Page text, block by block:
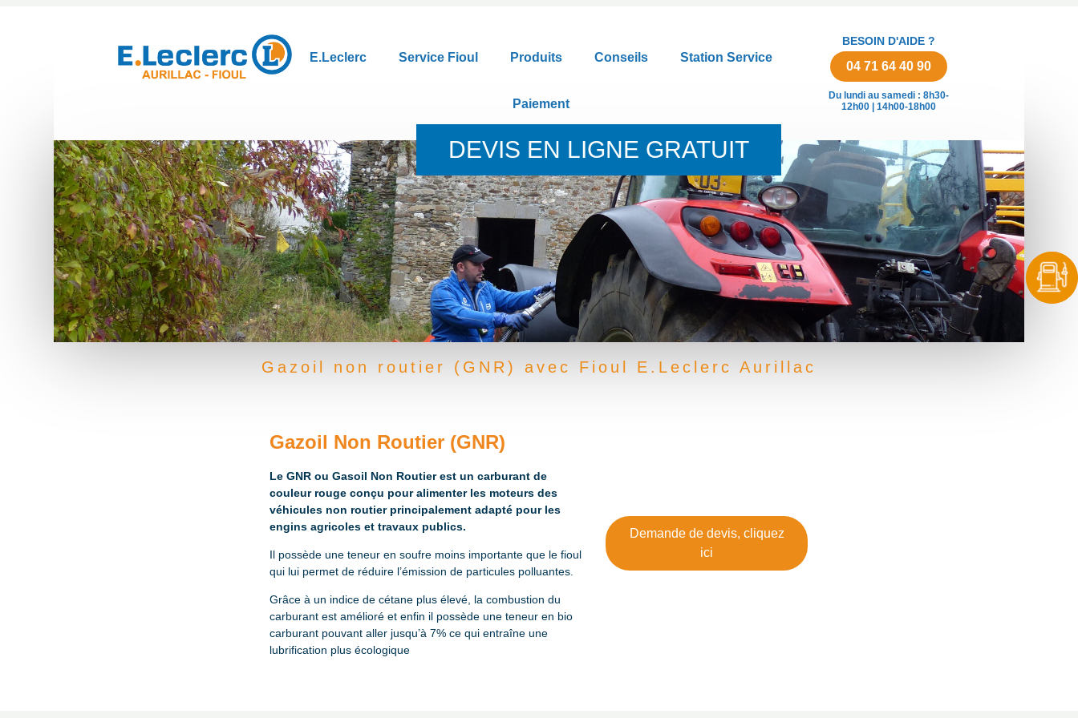
BESOIN D'AIDE ?
04 71 64 40 90
Du lundi au samedi : 8h30-
12h00 | 14h00-18h00
E.Leclerc Service Fioul Produits Conseils Station Service
Paiement
DEVIS EN LIGNE GRATUIT
Gazoil non routier (GNR) avec Fioul E.Leclerc Aurillac
Gazoil Non Routier (GNR)
Le GNR ou Gasoil Non Routier est un carburant de
couleur rouge conçu pour alimenter les moteurs des
véhicules non routier principalement adapté pour les
engins agricoles et travaux publics.
Il possède une teneur en soufre moins importante que le fioul
qui lui permet de réduire l’émission de particules polluantes.
Grâce à un indice de cétane plus élevé, la combustion du
carburant est amélioré et enfin il possède une teneur en bio
carburant pouvant aller jusqu’à 7% ce qui entraîne une
lubrification plus écologique
Demande de devis, cliquez
ici